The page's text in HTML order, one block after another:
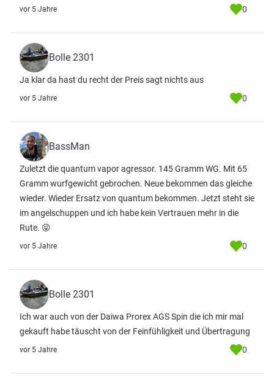
vor 5 Jahre 0
Bolle 2301
Ja klar da hast du recht der Preis sagt nichts aus
vor 5 Jahre 0
BassMan
Zuletzt die quantum vapor agressor. 145 Gramm WG. Mit 65
Gramm wurfgewicht gebrochen. Neue bekommen das gleiche
wieder. Wieder Ersatz von quantum bekommen. Jetzt steht sie
im angelschuppen und ich habe kein Vertrauen mehr in die
Rute. 😝
vor 5 Jahre 0
Bolle 2301
Ich war auch von der Daiwa Prorex AGS Spin die ich mir mal
gekauft habe täuscht von der Feinfühligkeit und Übertragung
vor 5 Jahre 0